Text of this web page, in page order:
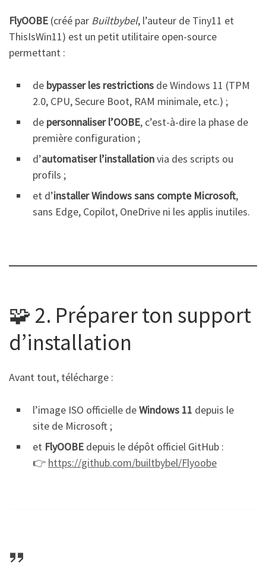
FlyOOBE (créé par Builtbybel, l’auteur de Tiny11 et
ThisIsWin11) est un petit utilitaire open-source
permettant :
de bypasser les restrictions de Windows 11 (TPM
2.0, CPU, Secure Boot, RAM minimale, etc.) ;
de personnaliser l’OOBE, c’est-à-dire la phase de
première configuration ;
d’automatiser l’installationvia des scripts ou
profils ;
et d’installer Windows sans compte Microsoft,
sans Edge, Copilot, OneDrive ni les applis inutiles.
🧩 2. Préparer ton support
d’installation
Avant tout, télécharge :
l’image ISO officielle deWindows 11 depuis le
site de Microsoft ;
et FlyOOBE depuis le dépôt officiel GitHub :
👉 https://github.com/builtbybel/Flyoobe